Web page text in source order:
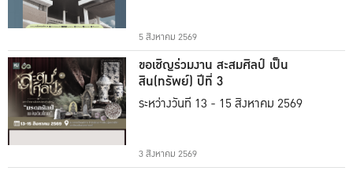
5 สิงหาคม 2569
ขอเชิญร่วมงาน สะสมศิลป์ เป็น
สิน(ทรัพย์) ปีที่ 3
ระหว่างวันที่ 13 - 15 สิงหาคม 2569
3 สิงหาคม 2569